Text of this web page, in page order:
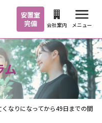
安置室
完備
会社案内 メニュー
ム
くなりになってから49日までの間